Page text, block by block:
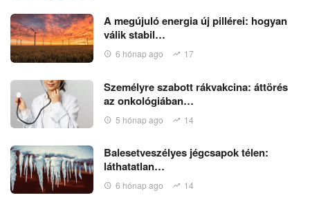
A megújuló energia új pillérei: hogyan
válik stabil…
6 hónap ago 17
Személyre szabott rákvakcina: áttörés
az onkológiában…
5 hónap ago 14
Balesetveszélyes jégcsapok télen:
láthatatlan…
6 hónap ago 14